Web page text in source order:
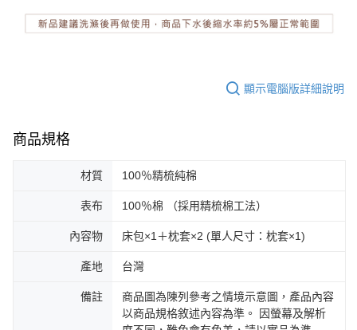
顯示電腦版詳細說明
商品規格
材質 100％精梳純棉
表布 100％棉 （採用精梳棉工法）
內容物 床包×1＋枕套×2 (單人尺寸：枕套×1)
產地 台灣
備註
商品圖為陳列參考之情境示意圖，產品內容
以商品規格敘述內容為準。 因螢幕及解析